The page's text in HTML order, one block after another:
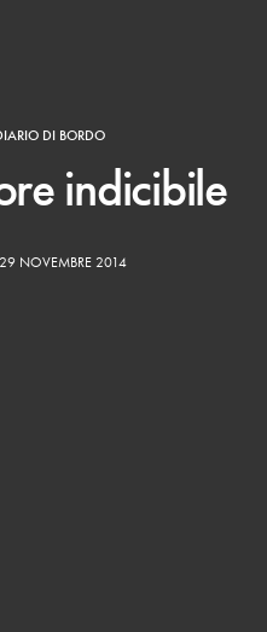
DI BORDO
indicibile
NOVEMBRE 2014